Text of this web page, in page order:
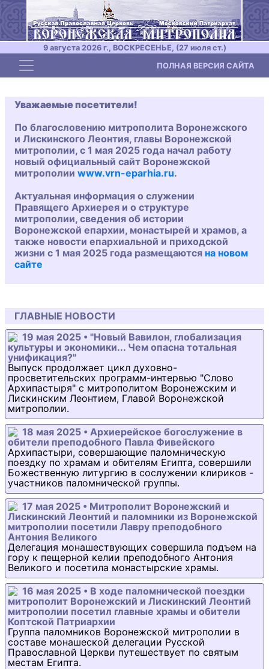
9 августа 2026 г., ВОСКРЕСЕНЬЕ, (27 июля ст.)
Toggle navigation ПОЛНАЯ ВЕРСИЯ САЙТА
Уважаемые посетители!
По благословению митрополита Воронежского
и Лискинского Леонтия, главы Воронежской
митрополии, с 1 мая 2025 года начал работу
новый официальный сайт Воронежской
митрополии www.vrn-eparhia.ru.
Актуальная информация о служении
Правящего Архиерея и о структуре
митрополии, сведения об истории
Воронежской епархии, монастырей и храмов, а
также новости епархиальной и приходской
жизни с 1 мая 2025 года размещаются на новом
сайте
ГЛАВНЫЕ НОВОСТИ
19 мая 2025 • "Новый Вавилон, глобализация
культуры и экономики... Чем опасна тотальная
унификация?"
Выпуск продолжает цикл духовно-
просветительских программ-интервью "Слово
Архипастыря" с митрополитом Воронежским и
Лискинским Леонтием, Главой Воронежской
митрополии.
18 мая 2025 • Архиерейское богослужение в
обители преподобного Павла Фивейского
Архипастыри, совершающие паломническую
поездку по храмам и обителям Египта, совершили
Божественную литургию в сослужении клириков -
участников паломнической группы.
17 мая 2025 • Митрополит Воронежский и
Лискинский Леонтий и паломники из Воронежской
митрополии посетили Лавру преподобного
Антония Великого
Делегация монашествующих совершила подъем на
гору к пещерной келии преподобного Антония
Великого и посетила монастырские храмы.
16 мая 2025 • В ходе паломнической поездки
митрополит Воронежский и Лискинский Леонтий
митрополии посетил главные храмы и обители
Коптской Патриархии
Группа паломников Воронежской митрополии в
составе монашеской делегации Русской
Православной Церкви путешествует по святым
местам Египта.